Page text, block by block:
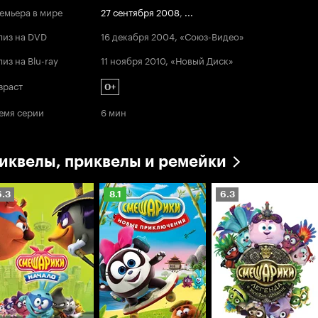
в мире
27 сентября 2008, ...
на DVD
16 декабря 2004, «Союз-Видео»
на Blu-ray
11 ноября 2010, «Новый Диск»
0+
серии 6 мин
приквелы и ремейки
6.3
Рейтинг
Кинопоиска
8.1
8.1
Рейтинг
Кинопоиска
6.3
6.3